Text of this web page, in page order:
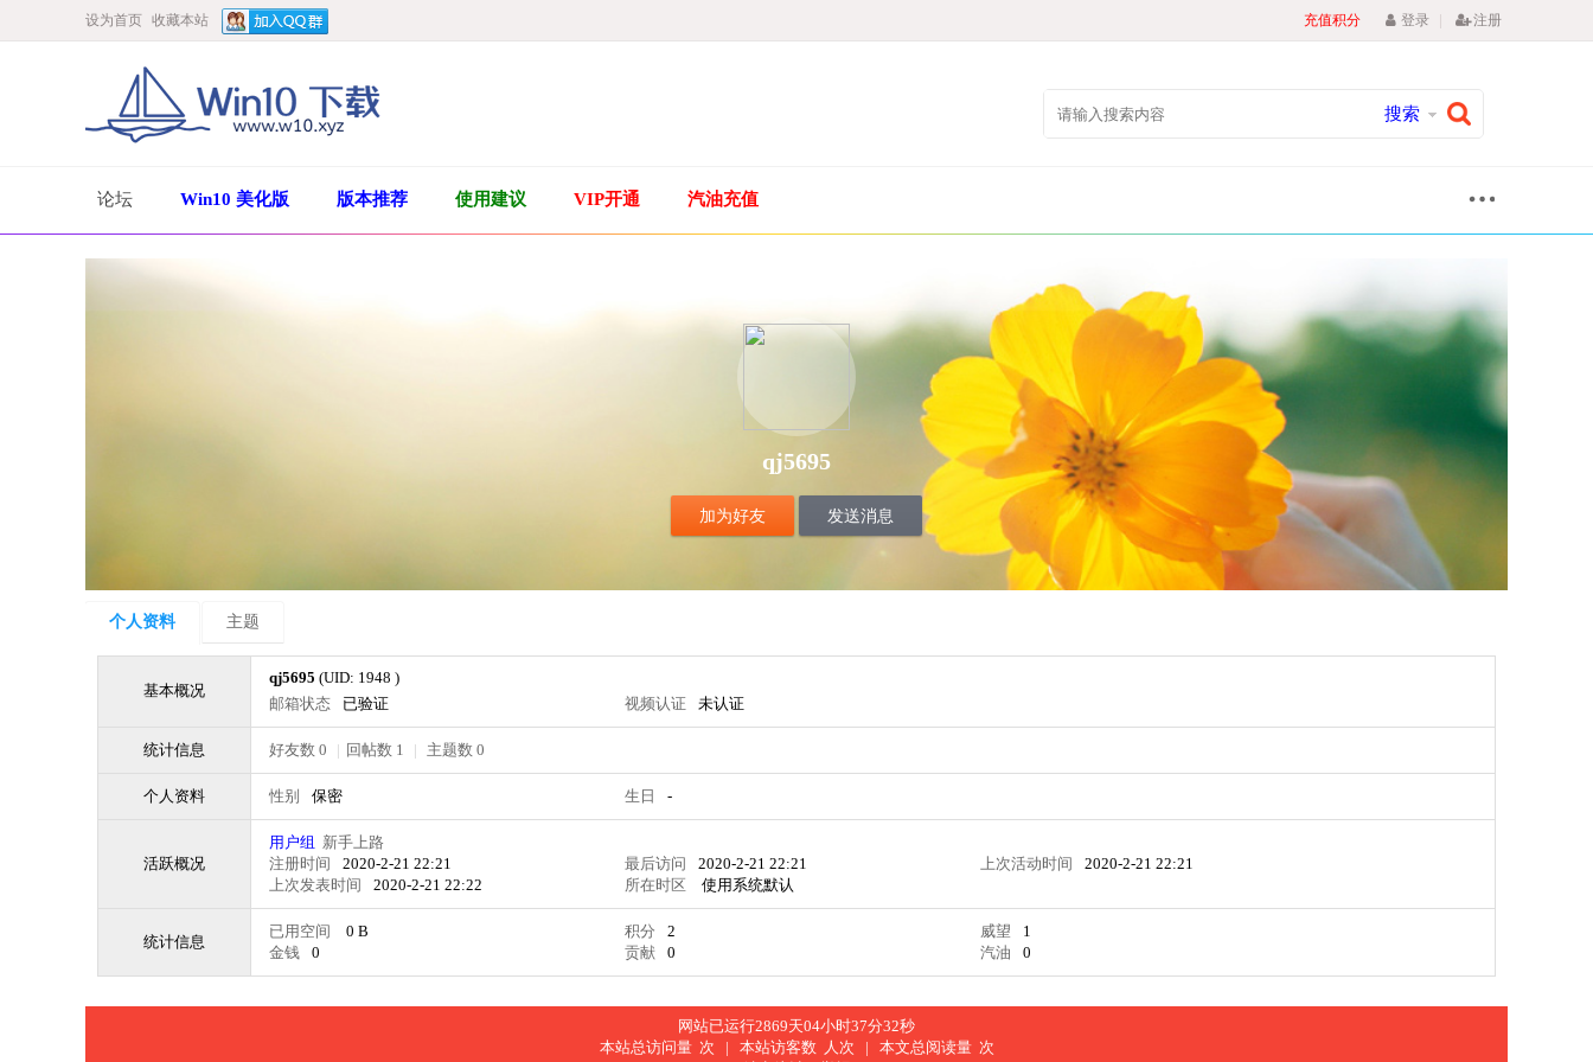
设为首页 收藏本站 充值积分 登录 | 注册
搜索
论坛 Win10 美化版 版本推荐 使用建议 VIP开通 汽油充值
qj5695
加为好友 发送消息
个人资料 主题
基本概况
qj5695 (UID: 1948 )
邮箱状态
已验证 视频认证 未认证
统计信息 好友数 0 | 回帖数 1 | 主题数 0
个人资料 性别 保密 生日 -
活跃概况
用户组 新手上路
注册时间
2020-2-21 22:21 最后访问 2020-2-21 22:21 上次活动时间
2020-2-21 22:21
上次发表时间
2020-2-21 22:22 所在时区 使用系统默认
统计信息
已用空间 0 B 积分 2 威望
1
金钱
0 贡献 0 汽油 0
网站已运行2869天04小时37分33秒
本站总访问量 次 | 本站访客数 人次 | 本文总阅读量 次